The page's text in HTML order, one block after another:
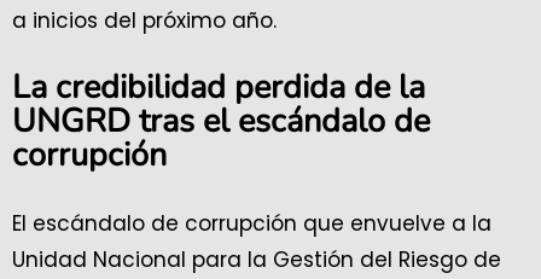
a inicios del próximo año.
La credibilidad perdida de la
UNGRD tras el escándalo de
corrupción
El escándalo de corrupción que envuelve a la
Unidad Nacional para la Gestión del Riesgo de